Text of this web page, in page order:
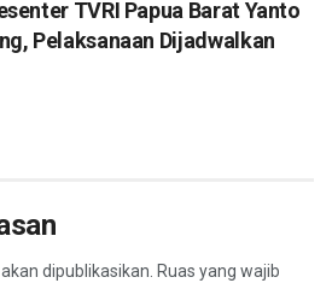
TVRI Papua Barat Yanto
Pelaksanaan Dijadwalkan
dipublikasikan. Ruas yang wajib